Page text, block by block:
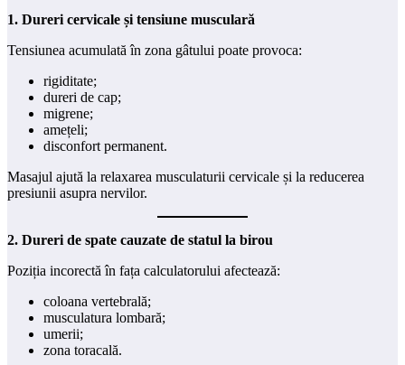
1. Dureri cervicale și tensiune musculară
Tensiunea acumulată în zona gâtului poate provoca:
rigiditate;
dureri de cap;
migrene;
amețeli;
disconfort permanent.
Masajul ajută la relaxarea musculaturii cervicale și la reducerea
presiunii asupra nervilor.
2. Dureri de spate cauzate de statul la birou
Poziția incorectă în fața calculatorului afectează:
coloana vertebrală;
musculatura lombară;
umerii;
zona toracală.